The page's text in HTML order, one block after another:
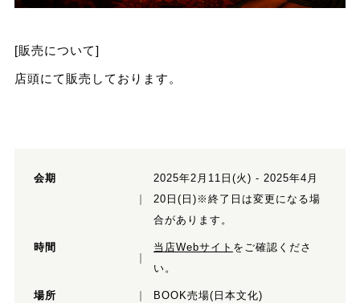
[販売について]
店頭にて販売しております。
会期
2025年2月11日(火) - 2025年4月
20日(日)※終了日は変更になる場
合があります。
時間 当店Webサイト をご確認くださ
い。
場所 BOOK売場(日本文化)